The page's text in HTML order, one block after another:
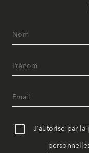
J'autorise par la